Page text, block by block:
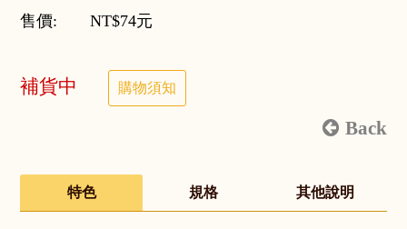
售價: NT$74元
補貨中 購物須知
Back
特色 規格 其他說明